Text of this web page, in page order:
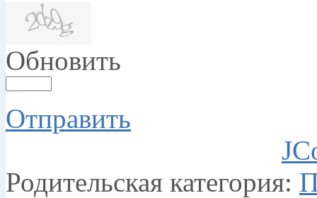
Обновить
Отправить
Родительская категория: